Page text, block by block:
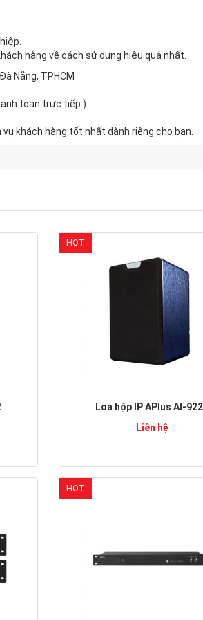
hàng về cách sử dụng hiệu quả nhất.
Nẵng, TPHCM
toán trực tiếp ).
khách hàng tốt nhất dành riêng cho bạn.
HOT
Loa hộp IP APlus AI-
Liên hệ
HOT